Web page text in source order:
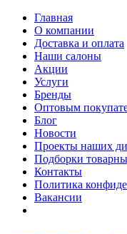
Главная
О компании
Доставка и оплата
Наши cалоны
Акции
Услуги
Бренды
Оптовым
Блог
Новости
Проекты наших
Подборки
Контакты
Политика
Вакансии